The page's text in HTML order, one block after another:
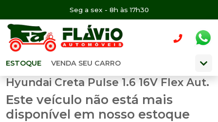
Seg a sex - 8h às 17h30
ESTOQUE VENDA SEU CARRO
Hyundai Creta Pulse 1.6 16V Flex Aut.
Este veículo não está mais
disponível em nosso estoque